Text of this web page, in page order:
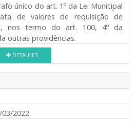
único do art. 1º da Lei Municipal
de valores de requisição de
nos termo do art. 100, 4º da
outras providências.
DETALHES
03/2022